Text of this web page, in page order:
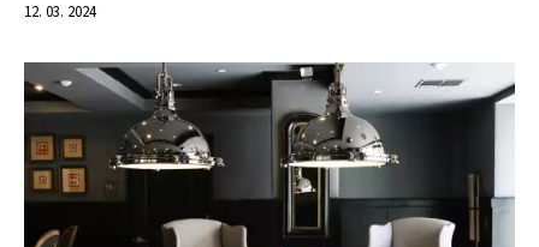
12. 03. 2024